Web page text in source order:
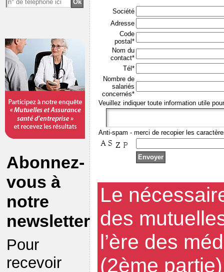
Abonnez-
vous à
notre
newsletter
Pour
recevoir
Société
Adresse
Code
postal*
Nom du
contact*
Tél*
Nombre de
salariés
concernés*
Veuillez indiquer toute information utile
Anti-spam - merci de recopier les
Le
des
l’ère des
(2ème partie)